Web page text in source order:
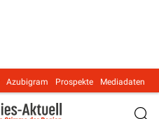
Azubigram Prospekte Mediadaten